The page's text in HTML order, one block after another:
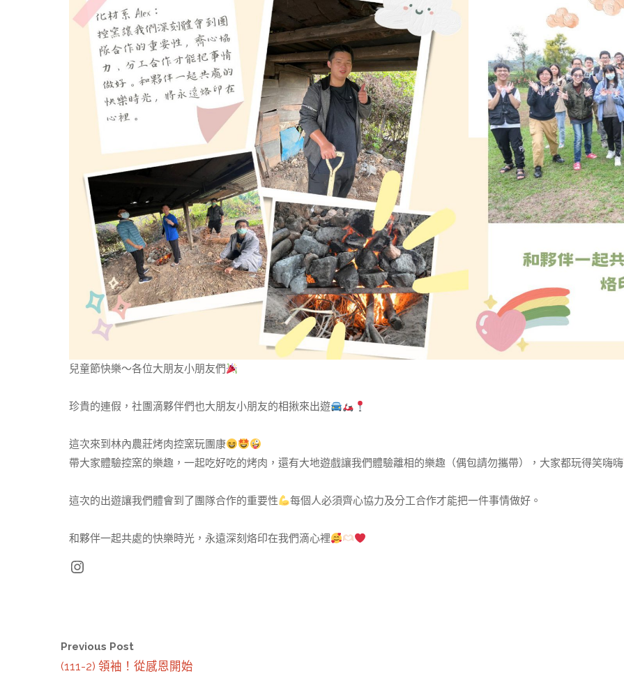
兒童節快樂～各位大朋友小朋友們
珍貴的連假，社團滴夥伴們也大朋友小朋友的相揪來出遊
這次來到林內農莊烤肉控窯玩團康
帶大家體驗控窯的樂趣，一起吃好吃的烤肉，還有大地遊戲讓我們體驗離相的樂趣（偶包請勿攜帶），大家都玩得笑嗨嗨
這次的出遊讓我們體會到了團隊合作的重要性 每個人必須齊心協力及分工合作才能把一件事情做好。
和夥伴一起共處的快樂時光，永遠深刻烙印在我們滴心裡
Instagram
Previous Post
(111-2) 領袖！從感恩開始